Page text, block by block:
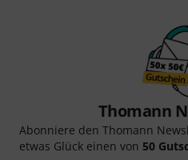
Thomann
Abonniere den Thomann
etwas Glück einen von 50